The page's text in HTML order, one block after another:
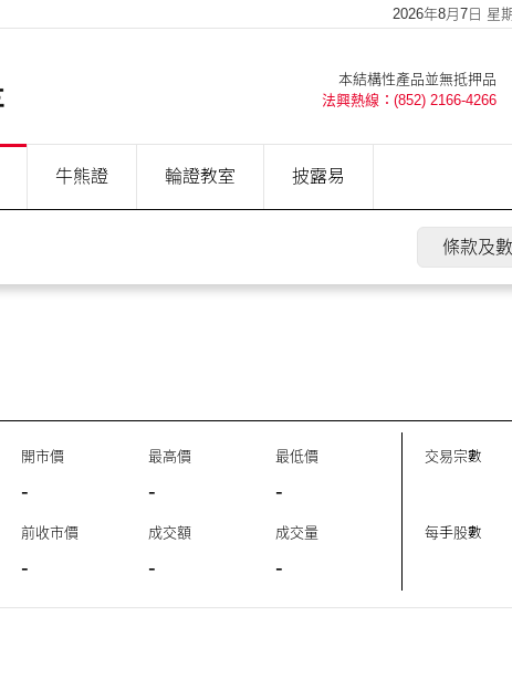
2026年8月7日 星
本結構性產品並無抵押品
法興熱線：(852) 2166-4266
牛熊證 輪證教室 披露易
條款及
開市價
-
最高價
-
最低價
-
前收市價
-
成交額
-
成交量
-
交易宗數
每手股數